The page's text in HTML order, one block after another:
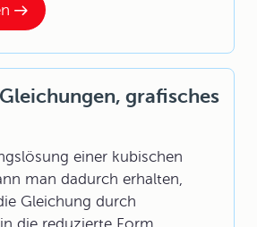
grafisches
einer kubischen
man dadurch erhalten,
Gleichung durch